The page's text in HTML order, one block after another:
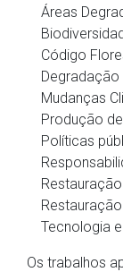
Áreas
Código
Degradação
Mudanças
Produção
Políticas
Tecnologia
Os trabalhos